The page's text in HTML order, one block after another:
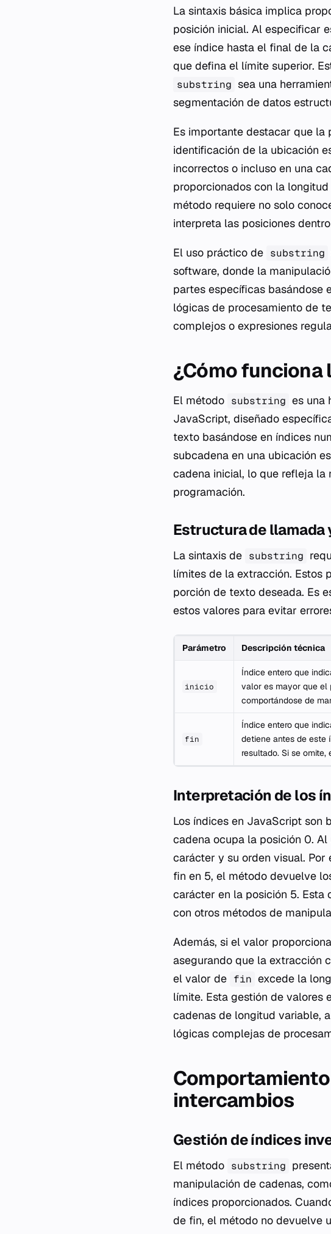
La sintaxis básica implica
posición inicial. Al especificar
ese índice hasta el final de la
que defina el límite superior.
substring sea una
segmentación de datos
Es importante destacar que la
identificación de la ubicación
incorrectos o incluso en una
proporcionados con la
método requiere no solo
interpreta las posiciones
El uso práctico de substring
software, donde la
partes específicas basándose
lógicas de procesamiento de
complejos o expresiones
¿Cómo funciona
El método substring es una
JavaScript, diseñado
texto basándose en índices
subcadena en una ubicación
cadena inicial, lo que refleja
programación.
Estructura de llamada
La sintaxis de substring
límites de la extracción. Estos
porción de texto deseada. Es
estos valores para evitar
Parámetro Descripción técnica
inicio
Índice entero que
valor es mayor que el
comportándose de
fin
Índice entero que
detiene antes de este
resultado. Si se
Interpretación de los
Los índices en JavaScript son
cadena ocupa la posición 0. Al
carácter y su orden visual.
fin en 5, el método devuelve
carácter en la posición 5.
con otros métodos de
Además, si el valor
asegurando que la extracción
el valor de fin excede la
límite. Esta gestión de
cadenas de longitud variable,
lógicas complejas de
intercambios
Gestión de índices
El método substring
manipulación de cadenas,
índices proporcionados.
de fin, el método no devuelve